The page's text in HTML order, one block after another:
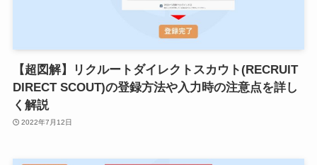
【超図解】リクルートダイレクトスカウト(RECRUIT
DIRECT SCOUT)の登録方法や入力時の注意点を詳し
く解説
2022年7月12日